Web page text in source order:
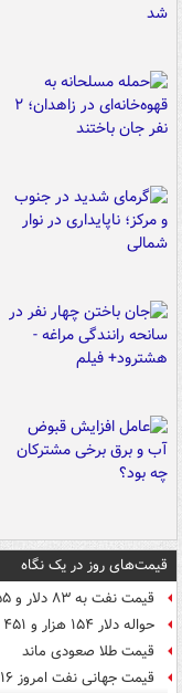
قیمت‌های روز در یک نگاه
قیمت نفت به ۸۳ دلار و ۵۵ سنت در هر بشکه رسید
حواله دلار ۱۵۴ هزار و ۴۵۱ تومان شد
قیمت طلا صعودی ماند
قیمت جهانی نفت امروز ۱۶ مرداد